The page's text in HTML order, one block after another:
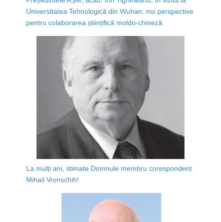
Universitatea Tehnologică din Wuhan: noi perspective
pentru colaborarea științifică moldo-chineză
La mulți ani, stimate Domnule membru corespondent
Mihail Vronschih!